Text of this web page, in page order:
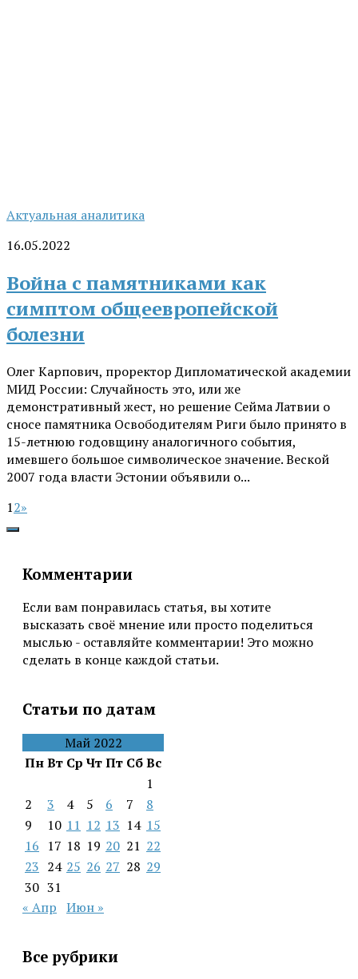
Актуальная аналитика
16.05.2022
Война с памятниками как
симптом общеевропейской
болезни
Олег Карпович, проректор Дипломатической академии
МИД России: Случайность это, или же
демонстративный жест, но решение Сейма Латвии о
сносе памятника Освободителям Риги было принято в
15-летнюю годовщину аналогичного события,
имевшего большое символическое значение. Веской
2007 года власти Эстонии объявили о...
12»
Комментарии
Если вам понравилась статья, вы хотите
высказать своё мнение или просто поделиться
мыслью - оставляйте комментарии! Это можно
сделать в конце каждой статьи.
Статьи по датам
Май 2022
ПнВт Ср ЧтПт СбВс
1
2
3 4 5 6 7
8
9
10 11 12 13 14 15
16 17 18 19 20 21 22
23 24 25 26 27 28 29
30 31
« Апр Июн »
Все рубрики